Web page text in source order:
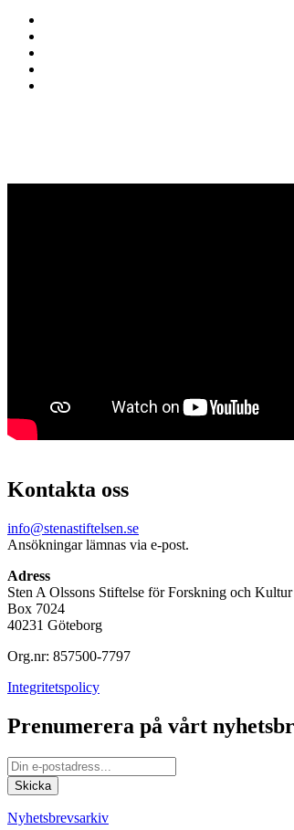
Kontakta oss
info@stenastiftelsen.se
Ansökningar lämnas via e-post.
Adress
Sten A Olssons Stiftelse för Forskning och Kultur
Box 7024
40231 Göteborg
Org.nr: 857500-7797
Integritetspolicy
Prenumerera på vårt
Nyhetsbrevsarkiv